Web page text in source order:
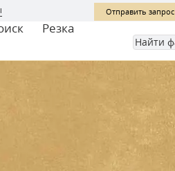
Отправить запрос
Резка